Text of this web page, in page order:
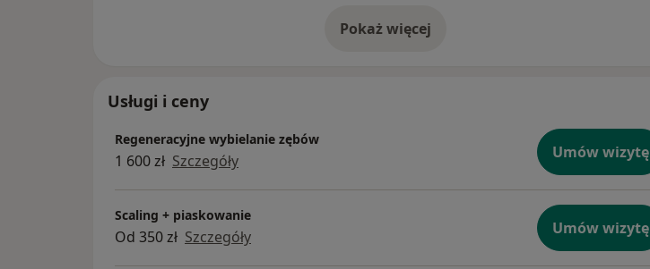
Pokaż więcejo doświadczeniu
Usługi i ceny
Regeneracyjne wybielanie zębów
1 600 zł Szczegóły Umów wizytę
Scaling + piaskowanie
Od 350 zł Szczegóły Umów wizytę